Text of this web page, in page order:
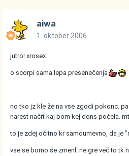
aiwa
1. oktober 2006
jutro! xrosex
o scorpi sama lepa presenečenja
no tko jz kle že na vse zgodi pokonc.
narest načrt kaj bom kej dons počela.
to je zdej očitno kr samoumevno, da je
vse se bomo še zmenl. ne gre več to tk